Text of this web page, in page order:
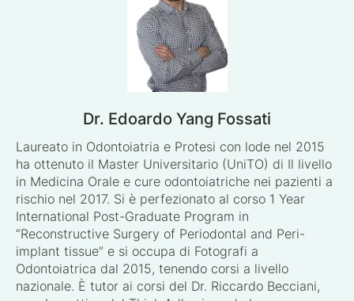
Dr. Edoardo Yang Fossati
Laureato in Odontoiatria e Protesi con lode nel 2015
ha ottenuto il Master Universitario (UniTO) di Il livello
in Medicina Orale e cure odontoiatriche nei pazienti a
rischio nel 2017. Si è perfezionato al corso 1 Year
International Post-Graduate Program in
“Reconstructive Surgery of Periodontal and Peri-
implant tissue” e si occupa di Fotografi a
Odontoiatrica dal 2015, tenendo corsi a livello
nazionale. È tutor ai corsi del Dr. Riccardo Becciani,